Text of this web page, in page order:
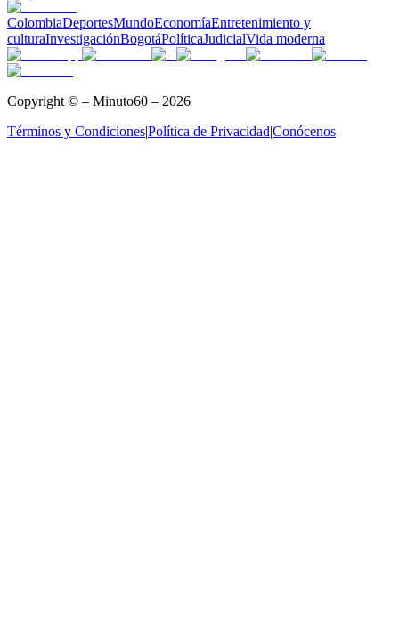
ColombiaDeportesMundoEconomíaEntretenimiento y
culturaInvestigaciónBogotáPolíticaJudicialVida moderna
Copyright © – Minuto60 – 2026
Términos y Condiciones|Política de Privacidad|Conócenos